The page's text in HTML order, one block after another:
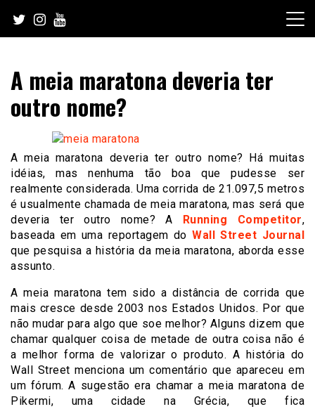
content
A meia maratona deveria ter
outro nome?
A meia maratona deveria ter outro nome? Há muitas
idéias, mas nenhuma tão boa que pudesse ser
realmente considerada. Uma corrida de 21.097,5 metros
é usualmente chamada de meia maratona, mas será que
deveria ter outro nome? A Running Competitor,
baseada em uma reportagem doWall Street Journal
que pesquisa a história da meia maratona, aborda esse
assunto.
A meia maratona tem sido a distância de corrida que
mais cresce desde 2003 nos Estados Unidos. Por que
não mudar para algo que soe melhor? Alguns dizem que
chamar qualquer coisa de metade de outra coisa não é
a melhor forma de valorizar o produto. A história do
Wall Street menciona um comentário que apareceu em
um fórum. A sugestão era chamar a meia maratona de
Pikermi, uma cidade na Grécia, que fica